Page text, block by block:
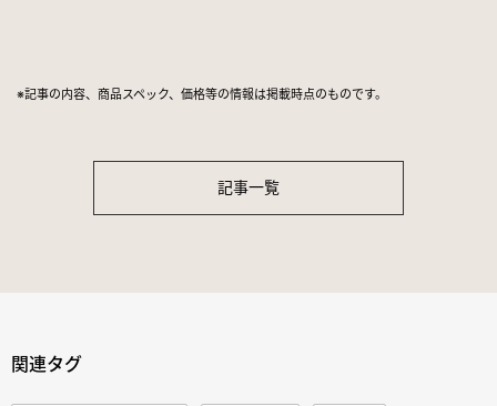
※記事の内容、商品スペック、価格等の情報は掲載時点のものです。
記事一覧
関連タグ